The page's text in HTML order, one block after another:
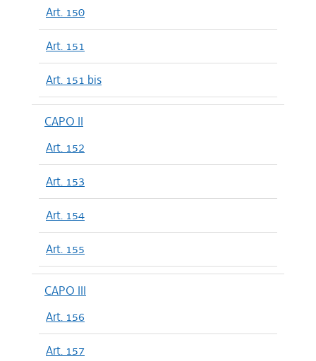
Art. 150
Art. 151
Art. 151 bis
CAPO II
Art. 152
Art. 153
Art. 154
Art. 155
CAPO III
Art. 156
Art. 157